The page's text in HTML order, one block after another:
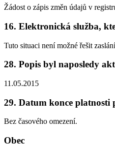
Žádost o zápis změn údajů v
16. Elektronická služba,
Tuto situaci není možné řešit
28. Popis byl naposledy
11.05.2015
29. Datum konce platnosti
Bez časového omezení.
Obec